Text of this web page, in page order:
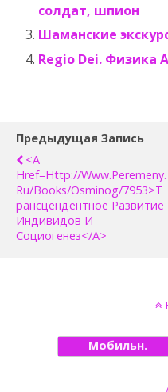
солдат, шпион
Шаманские
Regio Dei. Физика
Предыдущая Запись
<a
Href=http://www.peremeny.
Ru/books/osminog/7953>Т
Рансцендентное Развитие
Индивидов И
Социогенез</a>
Мобильн.